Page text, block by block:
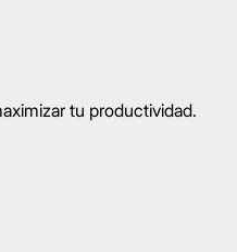
tu productividad.